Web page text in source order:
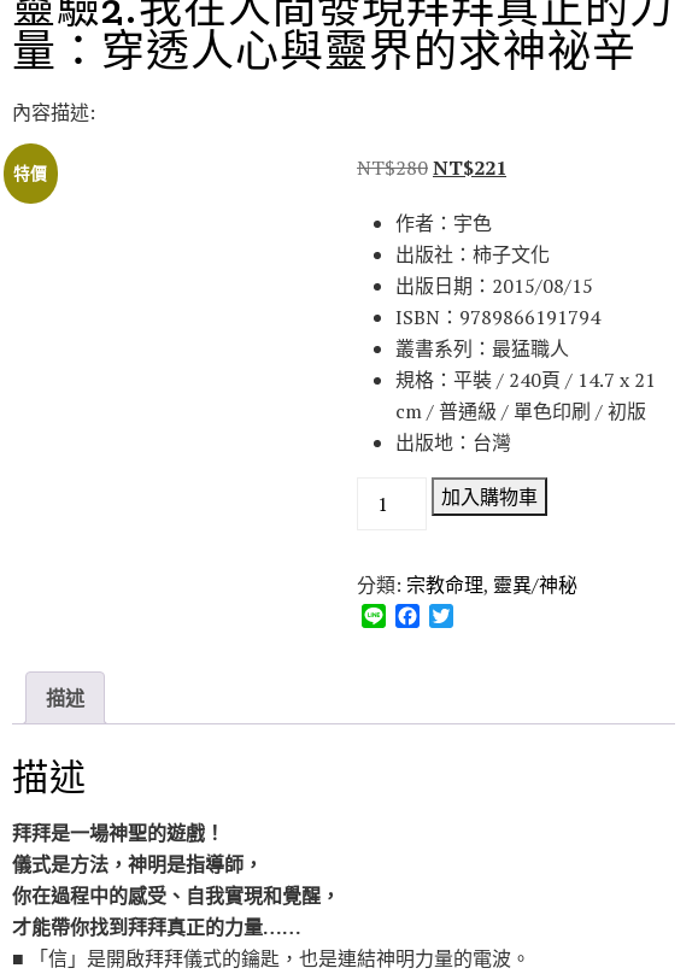
量：穿透人心與靈界的求神祕辛
內容描述:
特價 NT$280NT$221
作者：宇色
出版社：柿子文化
出版日期：2015/08/15
ISBN：9789866191794
叢書系列：最猛職人
規格：平裝 / 240頁 / 14.7 x 21
cm / 普通級 / 單色印刷 / 初版
出版地：台灣
加入購物車
分類: 宗教命理, 靈異/神秘
描述
描述
拜拜是一場神聖的遊戲！
儀式是方法，神明是指導師，
你在過程中的感受、自我實現和覺醒，
才能帶你找到拜拜真正的力量……
■ 「信」是開啟拜拜儀式的鑰匙，也是連結神明力量的電波。